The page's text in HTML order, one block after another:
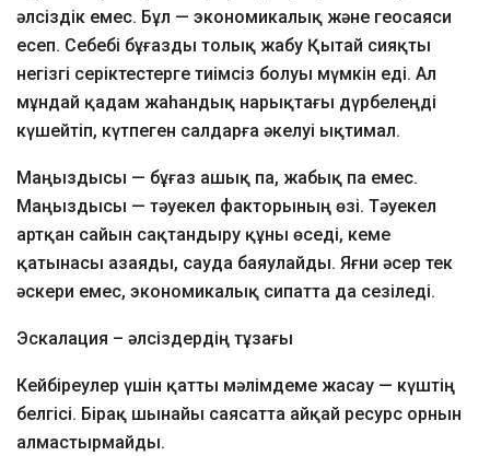
әлсіздік емес. Бұл — экономикалық және геосаяси
есеп. Себебі бұғазды толық жабу Қытай сияқты
негізгі серіктестерге тиімсіз болуы мүмкін еді. Ал
мұндай қадам жаһандық нарықтағы дүрбелеңді
күшейтіп, күтпеген салдарға әкелуі ықтимал.
Маңыздысы — бұғаз ашық па, жабық па емес.
Маңыздысы — тәуекел факторының өзі. Тәуекел
артқан сайын сақтандыру құны өседі, кеме
қатынасы азаяды, сауда баяулайды. Яғни әсер тек
әскери емес, экономикалық сипатта да сезіледі.
Эскалация – әлсіздердің тұзағы
Кейбіреулер үшін қатты мәлімдеме жасау — күштің
белгісі. Бірақ шынайы саясатта айқай ресурс орнын
алмастырмайды.